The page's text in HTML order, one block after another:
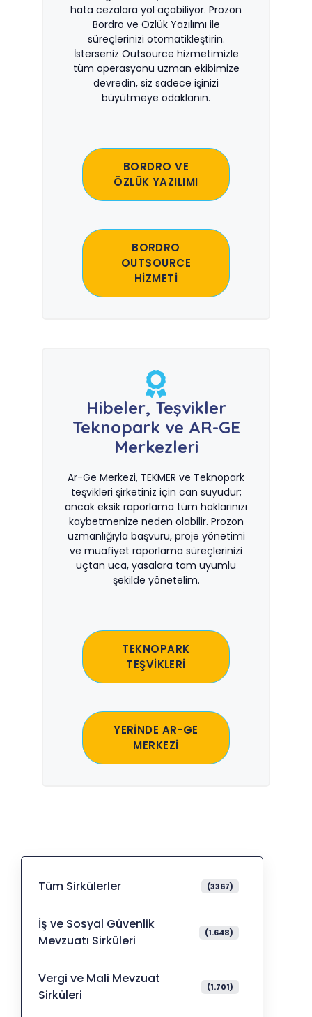
hata cezalara yol açabiliyor. Prozon
Bordro ve Özlük Yazılımı ile
süreçlerinizi otomatikleştirin.
İsterseniz Outsource hizmetimizle
tüm operasyonu uzman ekibimize
devredin, siz sadece işinizi
büyütmeye odaklanın.
BORDRO VE
ÖZLÜK YAZILIMI
BORDRO
OUTSOURCE
HİZMETİ
Hibeler, Teşvikler
Teknopark ve AR-GE
Merkezleri
Ar-Ge Merkezi, TEKMER ve Teknopark
teşvikleri şirketiniz için can suyudur;
ancak eksik raporlama tüm haklarınızı
kaybetmenize neden olabilir. Prozon
uzmanlığıyla başvuru, proje yönetimi
ve muafiyet raporlama süreçlerinizi
uçtan uca, yasalara tam uyumlu
şekilde yönetelim.
TEKNOPARK
TEŞVİKLERİ
YERİNDE AR-GE
MERKEZİ
Tüm Sirkülerler (3367)
İş ve Sosyal Güvenlik
Mevzuatı Sirküleri
(1.648)
Vergi ve Mali Mevzuat
Sirküleri
(1.701)